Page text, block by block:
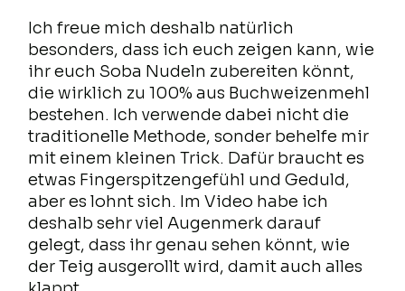
Ich freue mich deshalb natürlich
besonders, dass ich euch zeigen kann, wie
ihr euch Soba Nudeln zubereiten könnt,
die wirklich zu 100% aus Buchweizenmehl
bestehen. Ich verwende dabei nicht die
traditionelle Methode, sonder behelfe mir
mit einem kleinen Trick. Dafür braucht es
etwas Fingerspitzengefühl und Geduld,
aber es lohnt sich. Im Video habe ich
deshalb sehr viel Augenmerk darauf
gelegt, dass ihr genau sehen könnt, wie
der Teig ausgerollt wird, damit auch alles